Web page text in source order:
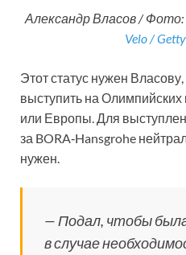
Александр Власов /
Velo /
Этот статус нужен
выступить на
или Европы. Для
за BORA‑Hansgrohe
нужен.
— Подал, чтобы
в случае